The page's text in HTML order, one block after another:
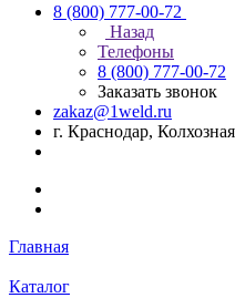
8 (800) 777-00-72
Назад
Телефоны
8 (800) 777-00-72
Заказать звонок
zakaz@1weld.ru
г. Краснодар,
Главная
Каталог